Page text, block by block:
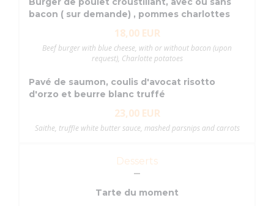
bacon ( sur demande) , pommes charlottes
18,00 EUR
Beef burger with blue cheese, with or without bacon (upon
request), Charlotte potatoes
Pavé de saumon, coulis d'avocat risotto
d'orzo et beurre blanc truffé
23,00 EUR
Saithe, truffle white butter sauce, mashed parsnips and carrots
Desserts
Tarte du moment